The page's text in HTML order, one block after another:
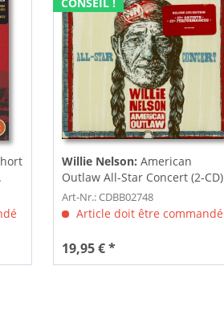
Willie Nelson: American
Outlaw All-Star Concert (2-CD)
Art-Nr.: CDBB02748
Article doit être commandé
19,95 € *